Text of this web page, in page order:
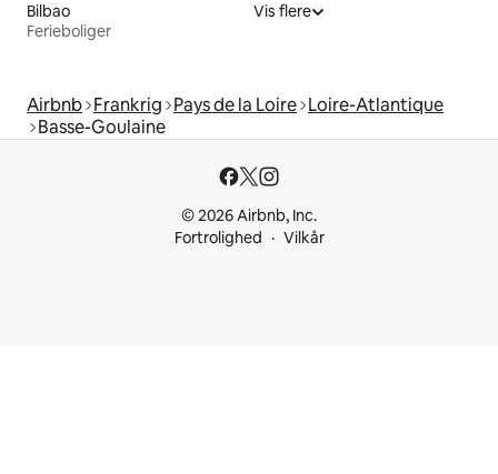
Bilbao
Ferieboliger
Vis flere
Airbnb Frankrig Pays de la Loire Loire-Atlantique
Basse-Goulaine
© 2026 Airbnb, Inc.
Fortrolighed
Vilkår